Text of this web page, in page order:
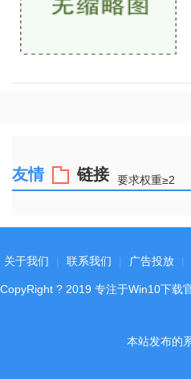
友情 链接 要求权重≥2
关于我们 联系我们 广告投放
CopyRight ? 2019 专注于Win10下载
本站发布的